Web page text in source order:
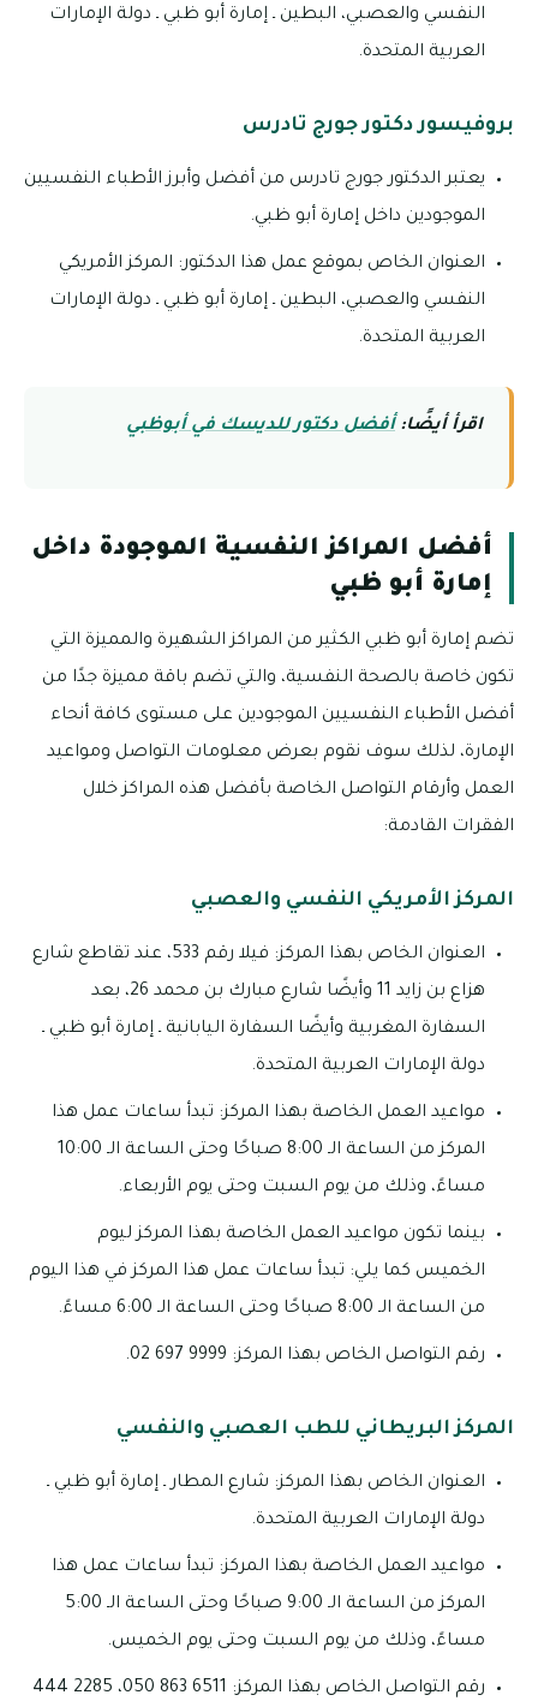
النفسي والعصبي، البطين ـ إمارة أبو ظبي ـ دولة الإمارات
العربية المتحدة.
بروفيسور دكتور جورج تادرس
يعتبر الدكتور جورج تادرس من أفضل وأبرز الأطباء النفسيين
الموجودين داخل إمارة أبو ظبي.
العنوان الخاص بموقع عمل هذا الدكتور: المركز الأمريكي
النفسي والعصبي، البطين ـ إمارة أبو ظبي ـ دولة الإمارات
العربية المتحدة.
اقرأ أيضًا:أفضل دكتور للديسك في أبوظبي
أفضل المراكز النفسية الموجودة داخل
إمارة أبو ظبي
تضم إمارة أبو ظبي الكثير من المراكز الشهيرة والمميزة التي
تكون خاصة بالصحة النفسية، والتي تضم باقة مميزة جدًا من
أفضل الأطباء النفسيين الموجودين على مستوى كافة أنحاء
الإمارة، لذلك سوف نقوم بعرض معلومات التواصل ومواعيد
العمل وأرقام التواصل الخاصة بأفضل هذه المراكز خلال
الفقرات القادمة:
المركز الأمريكي النفسي والعصبي
العنوان الخاص بهذا المركز: فيلا رقم 533، عند تقاطع شارع
هزاع بن زايد 11 وأيضًا شارع مبارك بن محمد 26، بعد
السفارة المغربية وأيضًا السفارة اليابانية ـ إمارة أبو ظبي ـ
دولة الإمارات العربية المتحدة.
مواعيد العمل الخاصة بهذا المركز: تبدأ ساعات عمل هذا
المركز من الساعة الـ 8:00 صباحًا وحتى الساعة الـ 10:00
مساءً، وذلك من يوم السبت وحتى يوم الأربعاء.
بينما تكون مواعيد العمل الخاصة بهذا المركز ليوم
الخميس كما يلي: تبدأ ساعات عمل هذا المركز في هذا اليوم
من الساعة الـ 8:00 صباحًا وحتى الساعة الـ 6:00 مساءً.
رقم التواصل الخاص بهذا المركز: 9999 697 02.
المركز البريطاني للطب العصبي والنفسي
العنوان الخاص بهذا المركز: شارع المطار ـ إمارة أبو ظبي ـ
دولة الإمارات العربية المتحدة.
مواعيد العمل الخاصة بهذا المركز: تبدأ ساعات عمل هذا
المركز من الساعة الـ 9:00 صباحًا وحتى الساعة الـ 5:00
مساءً، وذلك من يوم السبت وحتى يوم الخميس.
رقم التواصل الخاص بهذا المركز: 6511 863 050، 2285 444